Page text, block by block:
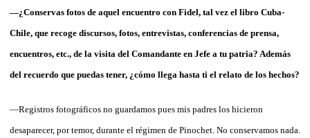
—¿Conservas fotos de aquel encuentro con Fidel, tal vez el libro Cuba-
Chile, que recoge discursos, fotos, entrevistas, conferencias de prensa,
encuentros, etc., de la visita del Comandante en Jefe a tu patria? Además
del recuerdo que puedas tener, ¿cómo llega hasta ti el relato de los hechos?
—Registros fotográficos no guardamos pues mis padres los hicieron
desaparecer, por temor, durante el régimen de Pinochet. No conservamos nada.